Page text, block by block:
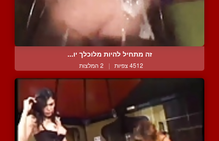
זה מתחיל להיות מלוכלך יו...
4512 צפיות | 2 המלצות